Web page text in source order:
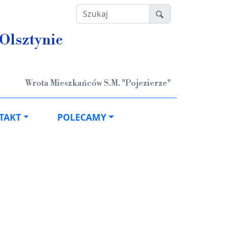
Szukaj
Wrota Mieszkańców S.M. "Pojezierze"
POLECAMY